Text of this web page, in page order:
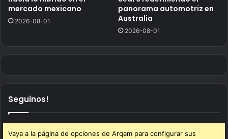
mercado mexicano
2026-08-01
panorama automotriz en
Australia
2026-08-01
Seguinos!
Vaya a la página de opciones de Arqam para configurar sus